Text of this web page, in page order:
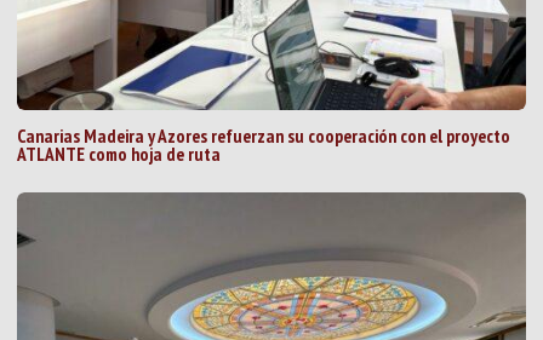
Canarias Madeira y Azores refuerzan su cooperación con el proyecto
ATLANTE como hoja de ruta